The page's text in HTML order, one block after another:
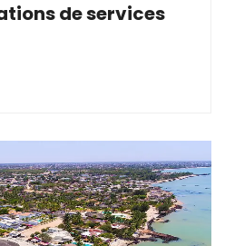
de services